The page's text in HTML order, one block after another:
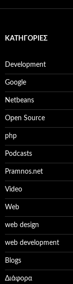
KΑΤΗΓΟΡΊΕΣ
Development
Google
Netbeans
Open Source
php
Podcasts
Pramnos.net
Video
Web
web design
web development
Βlogs
Διάφορα